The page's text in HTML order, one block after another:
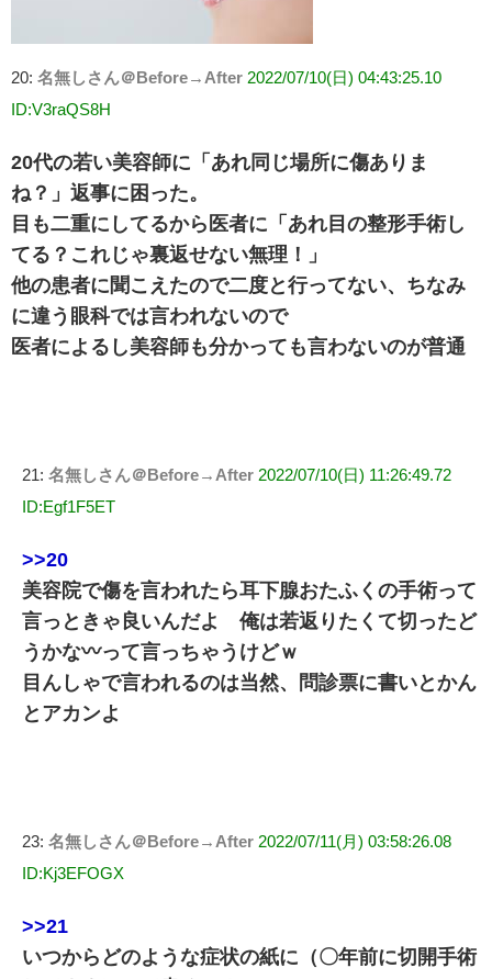
20: 名無しさん＠Before→After 2022/07/10(日) 04:43:25.10
ID:V3raQS8H
20代の若い美容師に「あれ同じ場所に傷ありま
ね？」返事に困った。
目も二重にしてるから医者に「あれ目の整形手術し
てる？これじゃ裏返せない無理！」
他の患者に聞こえたので二度と行ってない、ちなみ
に違う眼科では言われないので
医者によるし美容師も分かっても言わないのが普通
21: 名無しさん＠Before→After 2022/07/10(日) 11:26:49.72
ID:Egf1F5ET
>>20
美容院で傷を言われたら耳下腺おたふくの手術って
言っときゃ良いんだよ 俺は若返りたくて切ったど
うかな〰って言っちゃうけどｗ
目んしゃで言われるのは当然、問診票に書いとかん
とアカンよ
23: 名無しさん＠Before→After 2022/07/11(月) 03:58:26.08
ID:Kj3EFOGX
>>21
いつからどのような症状の紙に（〇年前に切開手術